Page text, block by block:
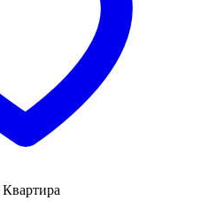
Квартира